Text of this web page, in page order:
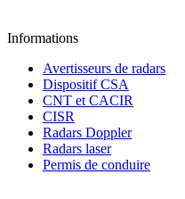
Informations
Avertisseurs de radars
Dispositif CSA
CNT et CACIR
CISR
Radars Doppler
Radars laser
Permis de conduire